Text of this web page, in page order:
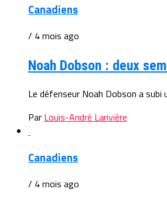
Canadiens
/ 4 mois ago
Noah Dobson : deux
Le défenseur Noah Dobson a subi
Par Louis-André Larivière
Canadiens
/ 4 mois ago